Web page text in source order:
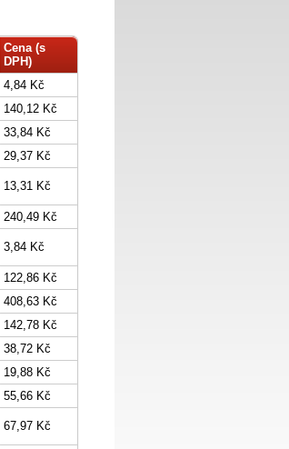
Cena (s
DPH)
4,84 Kč
140,12 Kč
33,84 Kč
29,37 Kč
13,31 Kč
240,49 Kč
3,84 Kč
122,86 Kč
408,63 Kč
142,78 Kč
38,72 Kč
19,88 Kč
55,66 Kč
67,97 Kč